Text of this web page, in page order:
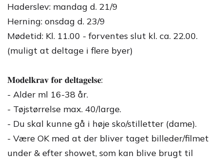
Haderslev: mandag d. 21/9
Herning: onsdag d. 23/9
Mødetid: Kl. 11.00 - forventes slut kl. ca. 22.00.
(muligt at deltage i flere byer)
𝐌𝐨𝐝𝐞𝐥𝐤𝐫𝐚𝐯 𝐟𝐨𝐫 𝐝𝐞𝐥𝐭𝐚𝐠𝐞𝐥𝐬𝐞:
- Alder ml 16-38 år.
- Tøjstørrelse max. 40/large.
- Du skal kunne gå i høje sko/stilletter (dame).
- Være OK med at der bliver taget billeder/filmet
under & efter showet, som kan blive brugt til